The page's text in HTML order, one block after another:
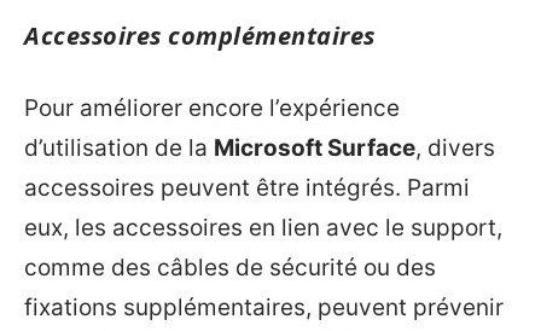
Accessoires complémentaires
Pour améliorer encore l’expérience
d’utilisation de la Microsoft Surface, divers
accessoires peuvent être intégrés. Parmi
eux, les accessoires en lien avec le support,
comme des câbles de sécurité ou des
fixations supplémentaires, peuvent prévenir